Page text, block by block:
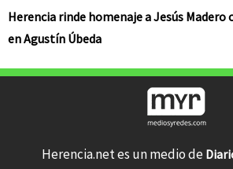
Herencia rinde homenaje a Jesús Madero
en Agustín Úbeda
Herencia.net es un medio de